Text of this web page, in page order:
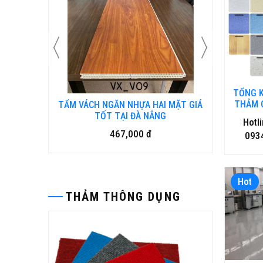
TẤM VÁCH NGĂN NHỰA HAI MẶT GIÁ
TỐT TẠI ĐÀ NẴNG
467,000 đ
TẤM VÁCH
GỖ
THẢM THÔNG DỤNG
TỔNG
THẢM
Hot